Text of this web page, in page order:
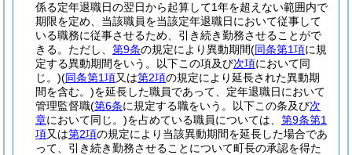
係る定年退職日の翌日から起算して1年を超えない範囲内で
期限を定め、当該職員を当該定年退職日において従事して
いる職務に従事させるため、引き続き勤務させることがで
きる。 ただし、 第9条の規定により異動期間(同条第1項に規
定する異動期間をいう。以下この項及び次項において同
じ。)(同条第1項又は第2項の規定により延長された異動期
間を含む。)を延長した職員であって、定年退職日において
管理監督職(第6条に規定する職をいう。以下この条及び次
章において同じ。)を占めている職員については、 第9条第1
項又は第2項の規定により当該異動期間を延長した場合であ
って、引き続き勤務させることについて町長の承認を得た